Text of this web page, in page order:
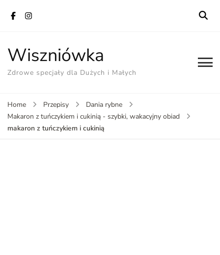
Wiszniówka
Zdrowe specjały dla Dużych i Małych
Home Przepisy
Dania rybne
Makaron z tuńczykiem i cukinią - szybki, wakacyjny obiad
makaron z tuńczykiem i cukinią